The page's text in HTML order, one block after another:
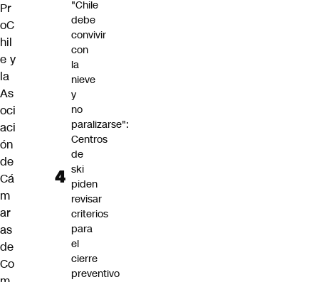
Pr
oC
hil
e y
la
As
oci
aci
ón
de
Cá
m
ar
as
de
Co
"Chile
debe
convivir
con
la
nieve
y
no
paralizarse":
Centros
de
ski
piden
revisar
criterios
para
el
cierre
preventivo